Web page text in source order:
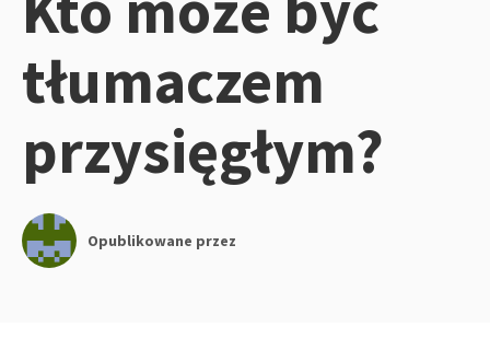
tłumaczem
przysięgłym?
Opublikowane przez